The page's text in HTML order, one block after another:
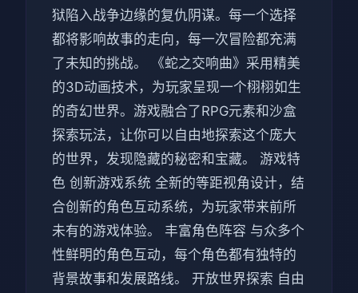
狱陷入战争边缘的复仇阴谋。每一个选择
都将影响故事的走向，每一次冒险都充满
了未知的挑战。 《蛇之交响曲》采用精美
的3D动画技术，为玩家呈现一个栩栩如生
的奇幻世界。游戏融合了RPG元素和沙盒
探索玩法，让你可以自由地探索这个庞大
的世界，发现隐藏的秘密和宝藏。 游戏特
色 创新游戏系统 全新的等距视角设计，结
合创新的角色互动系统，为玩家带来前所
未有的游戏体验。 丰富角色阵容 与众多个
性鲜明的角色互动，每个角色都有独特的
背景故事和发展路线。 开放世界探索 自由